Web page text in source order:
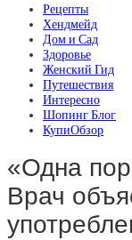
Рецепты
Хендмейд
Дом и Сад
Здоровье
Женский Гид
Путешествия
Интересно
Шопинг Блог
КупиОбзор
«Одна
Врач